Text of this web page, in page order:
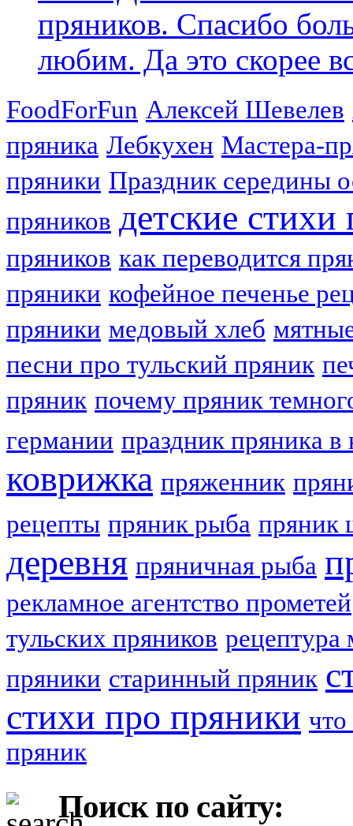
пряников. Спасибо
любим. Да это скорее
FoodForFun Алексей Шевелев
пряника Лебкухен Мастера-
пряники Праздник середины
пряников детские
пряников как переводится
пряники кофейное печенье
пряники медовый хлеб
песни про тульский пряник
пряник почему пряник
германии праздник пряника в
коврижка пряженник
рецепты пряник рыба пряник
деревня пряничная рыба
рекламное агентство прометей
тульских пряников рецептура
пряники старинный пряник
стихи про пряники что
пряник
Поиск по сайту: